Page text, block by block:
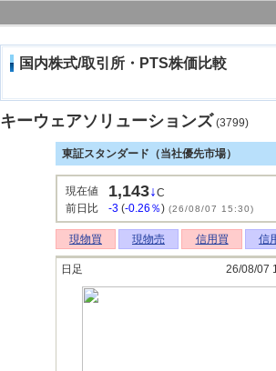
国内株式/取引所・PTS株価比較
キーウェアソリューションズ (3799)
東証スタンダード（当社優先市場）
現在値 1,143↓C
前日比
-3 (-0.26％) (26/08/07 15:30)
現物買 現物売 信用買 信
日足 26/08/07